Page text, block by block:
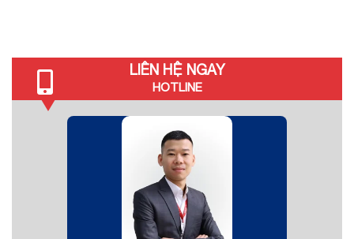
LIÊN HỆ NGAY
HOTLINE